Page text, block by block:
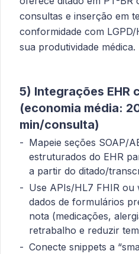
consultas e inserção em
conformidade com
sua produtividade médica.
5) Integrações EHR
(economia média:
min/consulta)
Mapeie seções SOAP/
estruturados do EHR
a partir do ditado/
Use APIs/HL7 FHIR
dados de formulários
nota (medicações,
retrabalho e reduzir
Conecte snippets a